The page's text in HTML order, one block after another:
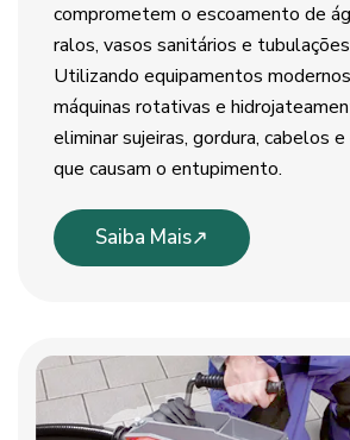
comprometem o escoamento de
ralos, vasos sanitários e
Utilizando equipamentos
máquinas rotativas e
eliminar sujeiras, gordura, cabelos
que causam o entupimento.
Saiba Mais